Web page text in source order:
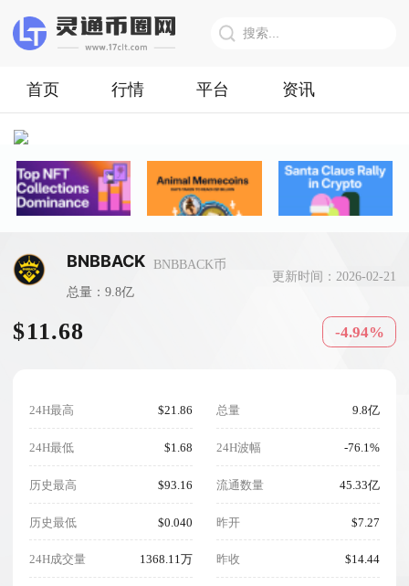
首页 行情 平台 资讯
BNBBACK
BNBBACK币
总量：9.8亿
更新时间：2026-02-21
$11.68 -4.94%
24H最高 $21.86
24H最低 $1.68
历史最高 $93.16
历史最低 $0.040
24H成交量 1368.11万
总量 9.8亿
24H波幅 -76.1%
流通数量 45.33亿
昨开 $7.27
昨收 $14.44